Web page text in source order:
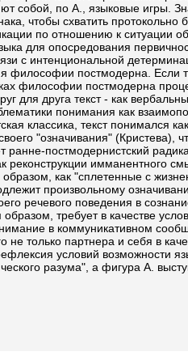
собой, по А., языковые
чтобы схватить
по отношению к
для опосредования
с интенциональной
философии постмодерна.
философии постмодерна
для друга текст - как
понимания как
классика, текст понимался
"означивания"
постмодернистский
реконструкции имманентного
как "сплетенные с
произвольному
речевого поведения в
требует в качестве
в коммуникативном
не только партнера и себя в
условий возможности
разума", а фигура А.